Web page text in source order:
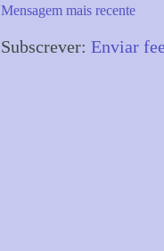
Mensagem mais recente
Subscrever: Enviar